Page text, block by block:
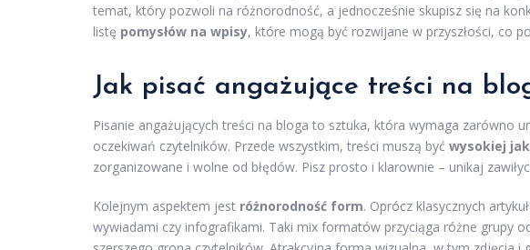
temat, który pozwoli na różnorodność, a jednocześnie skupisz się na
listę pomysłów na wpisy, które mogą być rozwijane w przyszłości, co
Jak pisać angażujące treści na
Pisanie angażujących treści na bloga to sztuka, która wymaga zarówno
oczekiwań czytelników. Przede wszystkim, treści muszą być wysokiej
zorganizowane i wolne od błędów. Pisz prosto i klarownie – unikaj
Kolejnym aspektem jest różnorodność form. Oprócz klasycznych
wywiadami czy infografikami. Taki mix formatów przyciąga różne grupy